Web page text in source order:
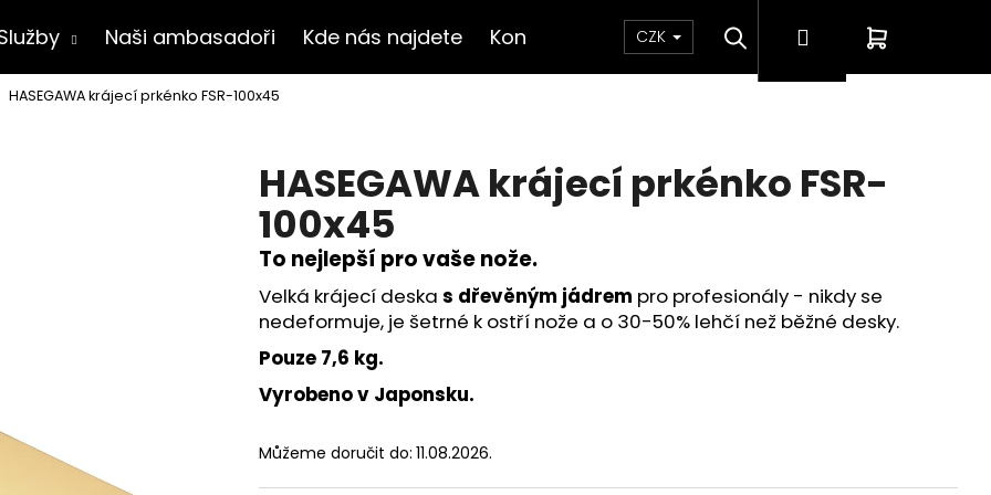
Naši ambasadoři Kde nás najdete Kontakt CZK HledatPřihlášeníNákupní
košík
HASEGAWA krájecí prkénko FSR-100x45
HASEGAWA krájecí prkénko FSR-
100x45
To nejlepší pro vaše nože.
Velká krájecí deska s dřevěným jádrem pro profesionály - nikdy se
nedeformuje, je šetrné k ostří nože a o 30-50% lehčí než běžné desky.
Pouze 7,6 kg.
Vyrobeno v Japonsku.
Můžeme doručit do: 11.08.2026.
HLEDAT